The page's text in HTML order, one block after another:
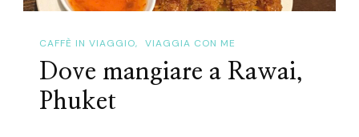
CAFFÈ IN VIAGGIO VIAGGIA CON ME
Dove mangiare a Rawai,
Phuket